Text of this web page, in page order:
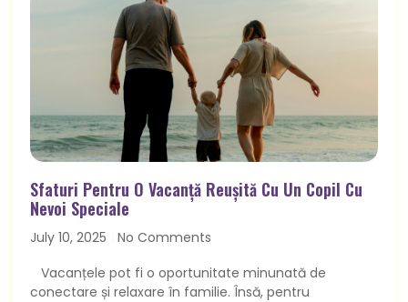
Sfaturi Pentru O Vacanță Reușită Cu Un Copil Cu
Nevoi Speciale
July 10, 2025
No Comments
Vacanțele pot fi o oportunitate minunată de
conectare și relaxare în familie. Însă, pentru